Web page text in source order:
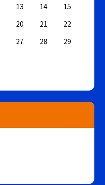
13 14
15
20 21
22
27 28
29